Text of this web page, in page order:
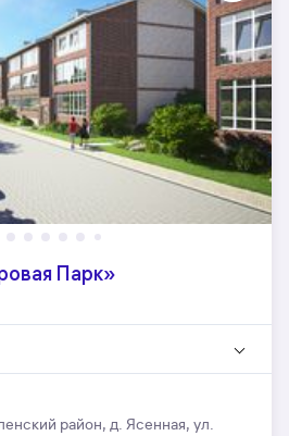
Парк»
район, д. Ясенная, ул.